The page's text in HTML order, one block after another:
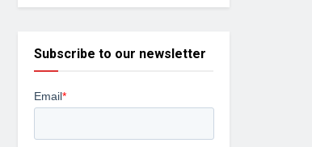
Subscribe to our newsletter